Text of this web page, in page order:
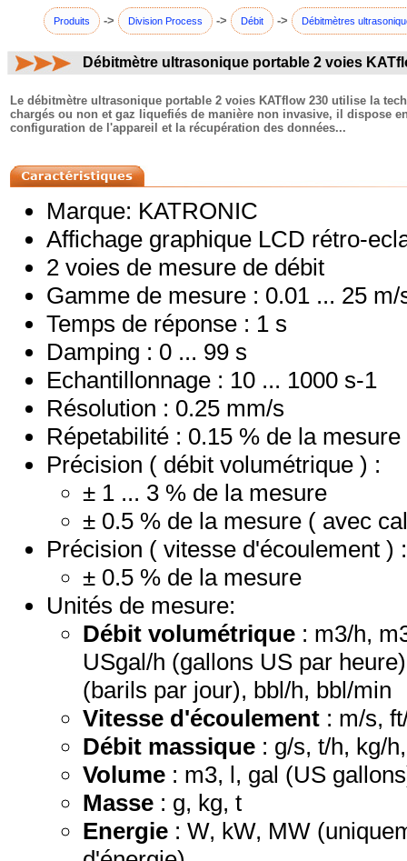
Produits -> Division Process -> Débit -> Débitmètres
Débitmètre ultrasonique portable 2 voies
Le débitmètre ultrasonique portable 2 voies KATflow 230 utilise la
chargés ou non et gaz liquefiés de manière non invasive, il dispose
configuration de l'appareil et la récupération des données...
Marque: KATRONIC
Affichage graphique LCD rétro-
2 voies de mesure de débit
Gamme de mesure : 0.01 ... 25 m/
Temps de réponse : 1 s
Damping : 0 ... 99 s
Echantillonnage : 10 ... 1000 s-1
Résolution : 0.25 mm/s
Répetabilité : 0.15 % de la
Précision ( débit volumétrique ) :
± 1 ... 3 % de la mesure
± 0.5 % de la mesure ( avec
Précision ( vitesse d'écoulement ) :
± 0.5 % de la mesure
Unités de mesure:
Débit volumétrique : m3/h,
USgal/h (gallons US par
(barils par jour), bbl/h, bbl/min
Vitesse d'écoulement : m/s,
Débit massique : g/s, t/h, kg/
Volume : m3, l, gal (US
Masse : g, kg, t
Energie : W, kW, MW